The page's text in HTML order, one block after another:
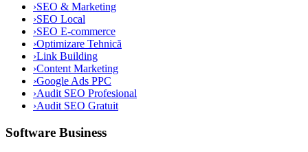
›SEO & Marketing
›SEO Local
›SEO E-commerce
›Optimizare Tehnică
›Link Building
›Content Marketing
›Google Ads PPC
›Audit SEO Profesional
›Audit SEO Gratuit
Software Business